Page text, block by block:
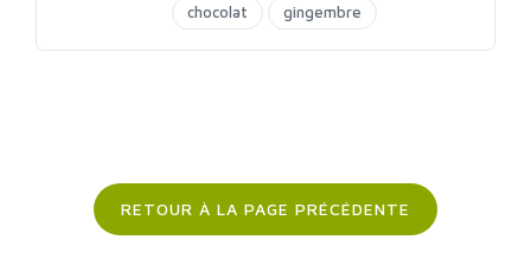
chocolat
gingembre
RETOUR À LA PAGE PRÉCÉDENTE